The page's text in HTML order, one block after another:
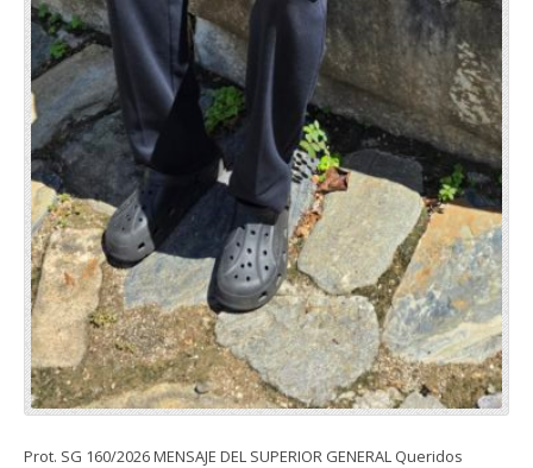
Prot. SG 160/2026 MENSAJE DEL SUPERIOR GENERAL Queridos